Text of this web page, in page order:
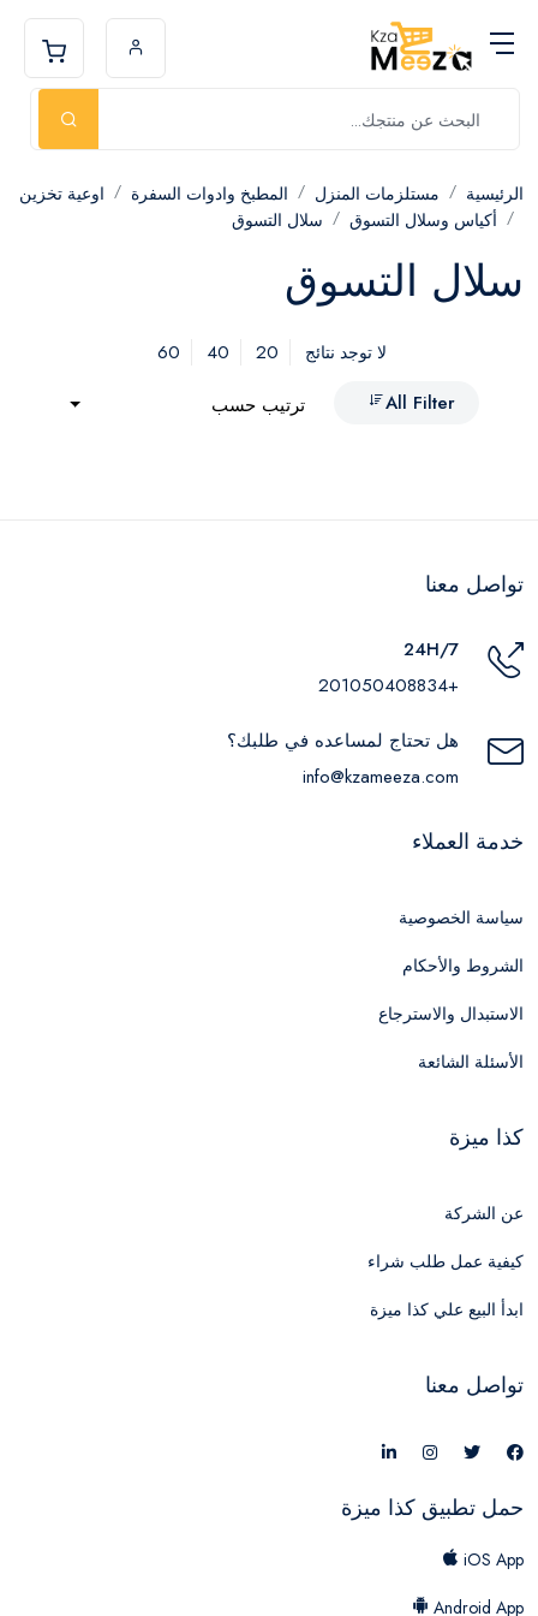
الرئيسية مستلزمات المنزل المطبخ وادوات السفرة
اوعية تخزين
أكياس وسلال التسوق
سلال التسوق
سلال التسوق
لا توجد نتائج 20
40
60
All Filter
ترتيب حسب
تواصل معنا
24H/7
+201050408834
هل تحتاج لمساعده في طلبك؟
info@kzameeza.com
خدمة العملاء
سياسة الخصوصية
الشروط والأحكام
الاستبدال والاسترجاع
الأسئلة الشائعة
كذا ميزة
عن الشركة
كيفية عمل طلب شراء
ابدأ البيع علي كذا ميزة
تواصل معنا
حمل تطبيق كذا ميزة
iOS App
Android App